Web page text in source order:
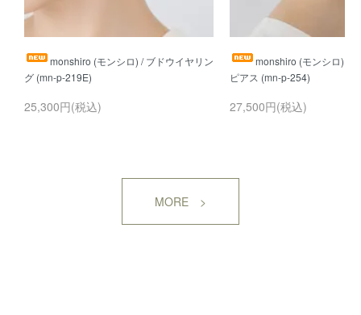
monshiro (モンシロ) / ブドウイヤリン
25,300円(税込)
monshiro (モンシロ) /
27,500円(税込)
MORE >